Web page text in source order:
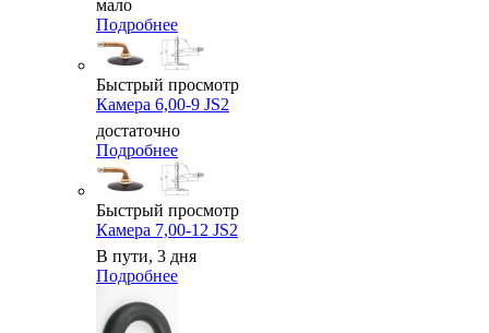
мало
Подробнее
Быстрый просмотр
Камера 6,00-9 JS2
достаточно
Подробнее
Быстрый просмотр
Камера 7,00-12 JS2
В пути, 3 дня
Подробнее